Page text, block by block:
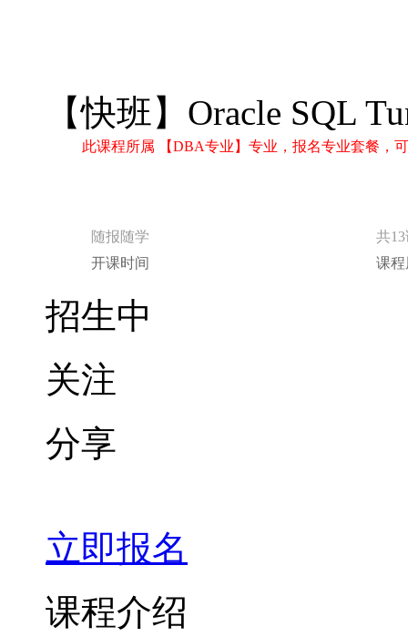
【快班】Oracle SQL
此课程所属 【DBA专业】专业，报名专业套餐，
随报随学
共
开课时间
课
招生中
关注
分享
立即报名
课程介绍